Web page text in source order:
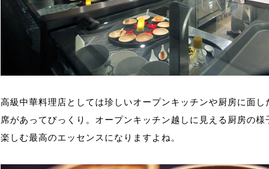
高級中華料理店としては珍しいオープンキッチンや厨房に面し
席があってびっくり。オープンキッチン越しに見える厨房の
楽しむ最高のエッセンスになりますよね。